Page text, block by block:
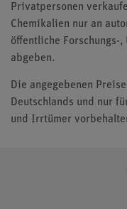
Privatpersonen
Chemikalien nur an
öffentliche Forschungs-
abgeben.
Die angegebenen
Deutschlands und nur
und Irrtümer